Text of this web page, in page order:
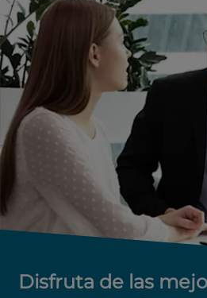
Disfruta de las